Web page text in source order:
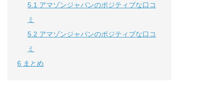
5.1 アマゾンジャパンのポジティブな口コ
ミ
5.2 アマゾンジャパンのポジティブな口コ
ミ
6 まとめ